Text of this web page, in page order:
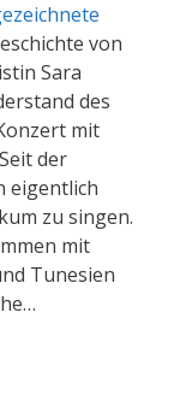
von
Sara
des
mit
der
eigentlich
zu singen.
mit
Tunesien